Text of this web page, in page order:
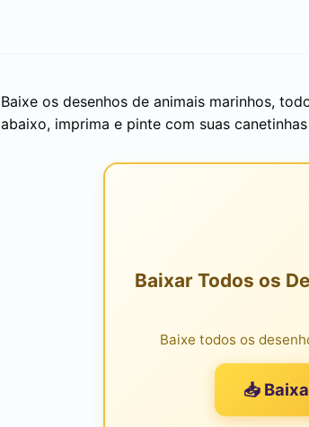
Baixe os desenhos de animais marinhos,
abaixo, imprima e pinte com suas
Baixar Todos os
Baixe todos os
📥